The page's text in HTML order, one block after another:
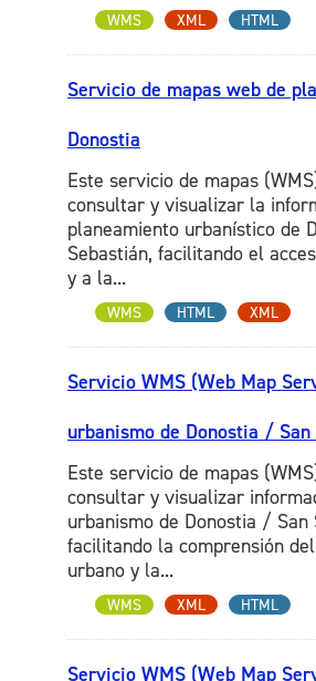
WMS XML HTML
Servicio de mapas web de
Donostia
Este servicio de mapas
consultar y visualizar la
planeamiento urbanístico de
Sebastián, facilitando el
y a la...
WMS HTML XML
Servicio WMS (Web Map
urbanismo de Donostia / San
Este servicio de mapas
consultar y visualizar
urbanismo de Donostia / San
facilitando la comprensión
urbano y la...
WMS XML HTML
Servicio WMS (Web Map